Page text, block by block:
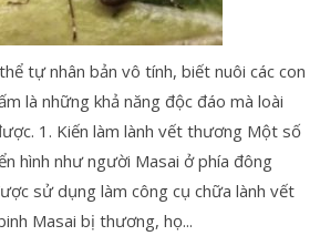
tự nhân bản vô tính, biết nuôi các con
là những khả năng độc đáo mà loài
1. Kiến làm lành vết thương Một số
hình như người Masai ở phía đông
sử dụng làm công cụ chữa lành vết
Masai bị thương, họ...